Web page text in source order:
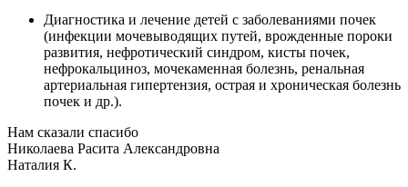
Диагностика и лечение детей с заболеваниями почек
(инфекции мочевыводящих путей, врожденные пороки
развития, нефротический синдром, кисты почек,
нефрокальциноз, мочекаменная болезнь, ренальная
артериальная гипертензия, острая и хроническая болезнь
почек и др.).
Нам сказали спасибо
Николаева Расита Александровна
Наталия К.